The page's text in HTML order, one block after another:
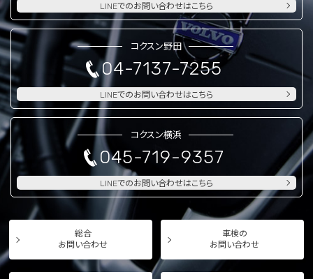
LINEでのお問い合わせはこちら
コクスン野田
04-7137-7255
LINEでのお問い合わせはこちら
コクスン横浜
045-719-9357
LINEでのお問い合わせはこちら
総合
お問い合わせ
車検の
お問い合わせ